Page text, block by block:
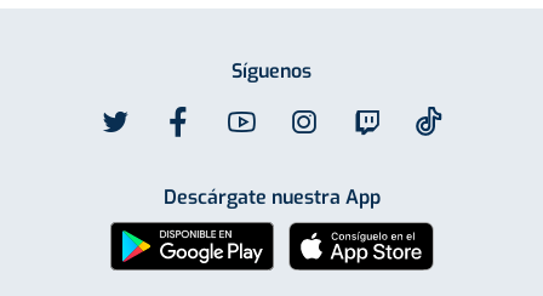
Síguenos
Descárgate nuestra App